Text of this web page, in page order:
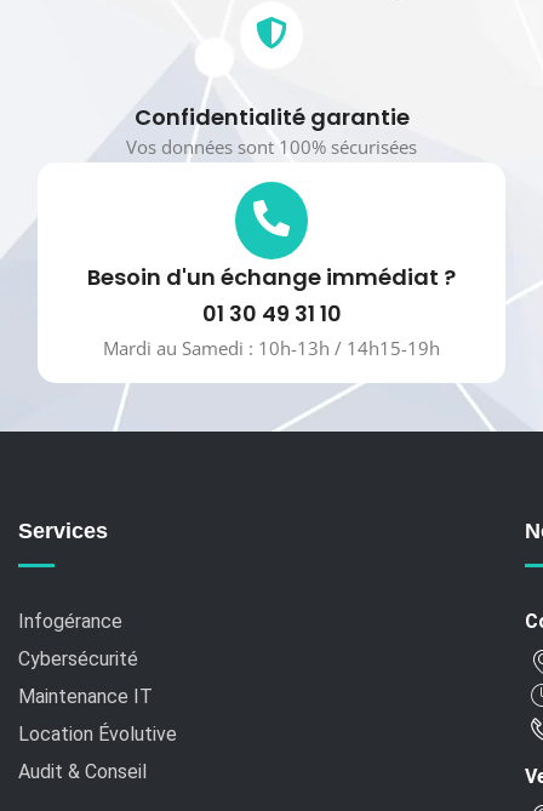
Confidentialité garantie
Vos données sont 100% sécurisées
Besoin d'un échange immédiat ?
01 30 49 31 10
Mardi au Samedi : 10h-13h / 14h15-19h
Services
Infogérance
Cybersécurité
Maintenance IT
Location Évolutive
Audit & Conseil